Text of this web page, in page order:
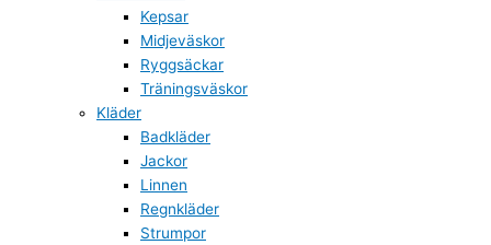
Kepsar
Midjeväskor
Ryggsäckar
Träningsväskor
Kläder
Badkläder
Jackor
Linnen
Regnkläder
Strumpor